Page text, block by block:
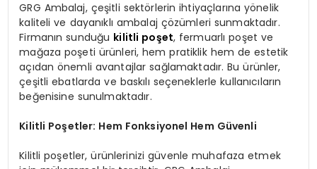
GRG Ambalaj, çeşitli sektörlerin ihtiyaçlarına yönelik
kaliteli ve dayanıklı ambalaj çözümleri sunmaktadır.
Firmanın sunduğu kilitli poşet, fermuarlı poşet ve
mağaza poşeti ürünleri, hem pratiklik hem de estetik
açıdan önemli avantajlar sağlamaktadır. Bu ürünler,
çeşitli ebatlarda ve baskılı seçeneklerle kullanıcıların
beğenisine sunulmaktadır.
Kilitli Poşetler: Hem Fonksiyonel Hem Güvenli
Kilitli poşetler, ürünlerinizi güvenle muhafaza etmek